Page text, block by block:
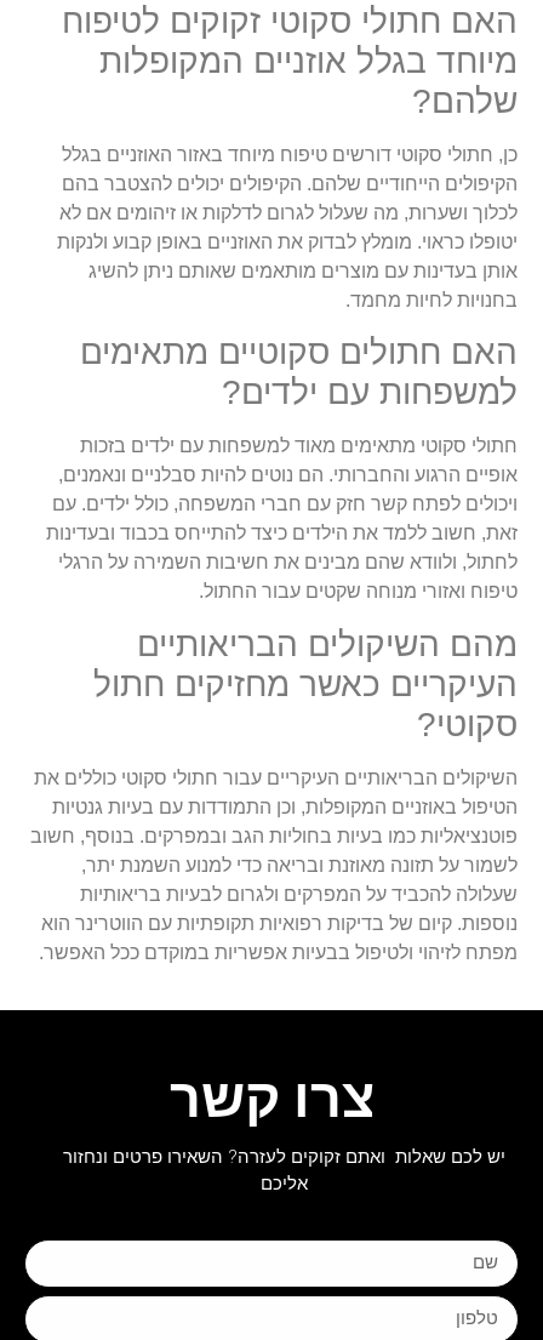
האם חתולי סקוטי זקוקים לטיפוח
מיוחד בגלל אוזניים המקופלות
שלהם?
כן, חתולי סקוטי דורשים טיפוח מיוחד באזור האוזניים בגלל
הקיפולים הייחודיים שלהם. הקיפולים יכולים להצטבר בהם
לכלוך ושערות, מה שעלול לגרום לדלקות או זיהומים אם לא
יטופלו כראוי. מומלץ לבדוק את האוזניים באופן קבוע ולנקות
אותן בעדינות עם מוצרים מותאמים שאותם ניתן להשיג
בחנויות לחיות מחמד.
האם חתולים סקוטיים מתאימים
למשפחות עם ילדים?
חתולי סקוטי מתאימים מאוד למשפחות עם ילדים בזכות
אופיים הרגוע והחברותי. הם נוטים להיות סבלניים ונאמנים,
ויכולים לפתח קשר חזק עם חברי המשפחה, כולל ילדים. עם
זאת, חשוב ללמד את הילדים כיצד להתייחס בכבוד ובעדינות
לחתול, ולוודא שהם מבינים את חשיבות השמירה על הרגלי
טיפוח ואזורי מנוחה שקטים עבור החתול.
מהם השיקולים הבריאותיים
העיקריים כאשר מחזיקים חתול
סקוטי?
השיקולים הבריאותיים העיקריים עבור חתולי סקוטי כוללים את
הטיפול באוזניים המקופלות, וכן התמודדות עם בעיות גנטיות
פוטנציאליות כמו בעיות בחוליות הגב ובמפרקים. בנוסף, חשוב
לשמור על תזונה מאוזנת ובריאה כדי למנוע השמנת יתר,
שעלולה להכביד על המפרקים ולגרום לבעיות בריאותיות
נוספות. קיום של בדיקות רפואיות תקופתיות עם הווטרינר הוא
מפתח לזיהוי ולטיפול בבעיות אפשריות במוקדם ככל האפשר.
צרו קשר
יש לכם שאלות ואתם זקוקים לעזרה? השאירו פרטים ונחזור
אליכם